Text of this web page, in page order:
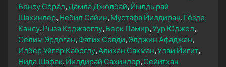
Бенсу Сорал Дамла Джолбай Йылдырай
Шахинлер Небил Сайин Мустафа Йилдиран Гёзде
Кансу Рыза Коджаоглу Берк Памир Уур Юджел
Селим Эрдоган Фатих Севди Элджин Афаджан
Илбер Уйгар Кабоглу Алихан Сакман Улви Йигит
Нида Шафак Йилдирай Сахинлер Сейитхан